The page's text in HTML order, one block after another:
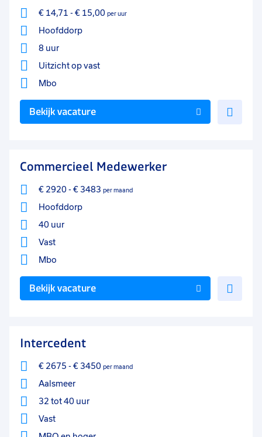
€ 14,71 - € 15,00 per uur
Hoofddorp
8 uur
Uitzicht op vast
Mbo
Bekijk vacature
Commercieel Medewerker
€ 2920- € 3483 per maand
Hoofddorp
40 uur
Vast
Mbo
Bekijk vacature
Intercedent
€ 2675 - € 3450 per maand
Aalsmeer
32 tot 40 uur
Vast